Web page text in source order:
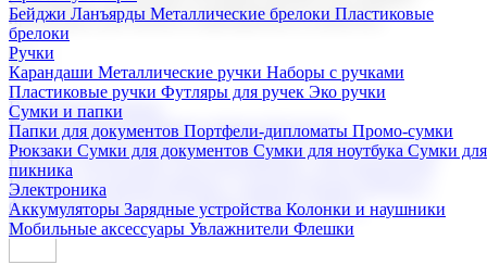
Бейджи Ланъярды Металлические брелоки Пластиковые
брелоки
Ручки
Карандаши Металлические ручки Наборы с ручками
Пластиковые ручки Футляры для ручек Эко ручки
Сумки и папки
Папки для документов Портфели-дипломаты Промо-сумки
Рюкзаки Сумки для документов Сумки для ноутбука Сумки для
пикника
Электроника
Аккумуляторы Зарядные устройства Колонки и наушники
Мобильные аксессуары Увлажнители Флешки
продукцию для бизнеса, мероприятия и клиентов.
Подарочные наборы
Бизнес наборыКофейные наборы Кошельки
Наборы из кожиНаборы ручекНаборы с аккумуляторами
Наборы с бутылками для воды
Наборы с ежедневниками
Наборы с кружками
флешкамиНовогодние наборыЧайные наборы